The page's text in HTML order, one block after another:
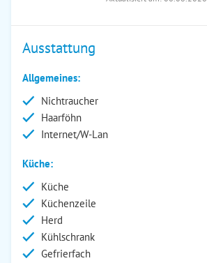
Ausstattung
Allgemeines:
Nichtraucher
Haarföhn
Internet/W-Lan
Küche:
Küche
Küchenzeile
Herd
Kühlschrank
Gefrierfach